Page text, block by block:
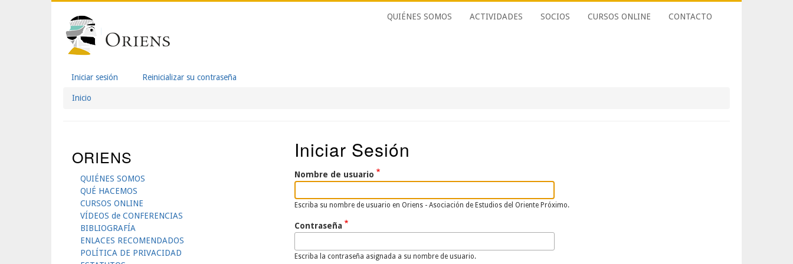
Navegación
Principal
QUIÉNES SOMOS ACTIVIDADES SOCIOS CURSOS ONLINE CONTACTO
Iniciar sesión (solapaReinicializar su contraseña
De
Ayuda
A
La
Navegación
Inicio
ORIENS
QUIÉNES SOMOS
QUÉ HACEMOS
CURSOS ONLINE
VÍDEOS de CONFERENCIAS
BIBLIOGRAFÍA
ENLACES RECOMENDADOS
POLÍTICA DE PRIVACIDAD
Iniciar Sesión
Nombre de usuario
Escriba su nombre de usuario en Oriens - Asociación de Estudios del Oriente Próximo.
Contraseña
Escriba la contraseña asignada a su nombre de usuario.